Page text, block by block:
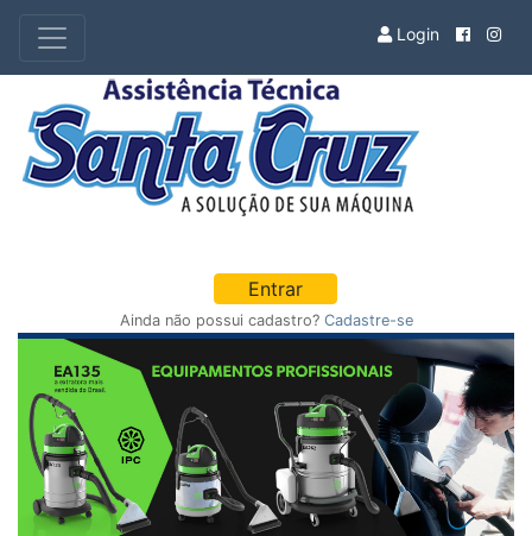
Login
Entrar
Ainda não possui cadastro? Cadastre-se